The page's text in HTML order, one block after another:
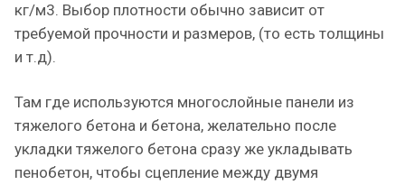
кг/м3. Выбор плотности обычно зависит от
требуемой прочности и размеров, (то есть толщины
и т.д).
Там где используются многослойные панели из
тяжелого бетона и бетона, желательно после
укладки тяжелого бетона сразу же укладывать
пенобетон, чтобы сцепление между двумя